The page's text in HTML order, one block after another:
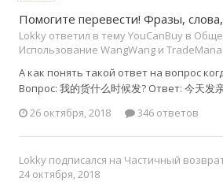
Помогите перевести! Фразы,
Lokky ответил в тему YouCanBuy в
Использование WangWang и
А как понять такой ответ на вопрос
Вопрос: 我的货什么时候发? Ответ: 今天发
26 октября, 2018
346 ответов
Lokky подписался на Частичный
24 октября, 2018